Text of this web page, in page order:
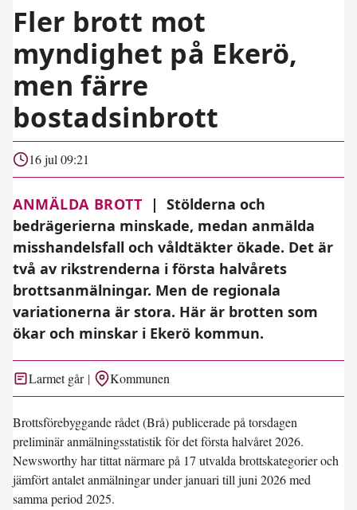
Fler brott mot
myndighet på Ekerö,
men färre
bostadsinbrott
16 jul 09:21
ANMÄLDA BROTT | Stölderna och
bedrägerierna minskade, medan anmälda
misshandelsfall och våldtäkter ökade. Det är
två av rikstrenderna i första halvårets
brottsanmälningar. Men de regionala
variationerna är stora. Här är brotten som
ökar och minskar i Ekerö kommun.
Larmet går Kommunen
Brottsförebyggande rådet (Brå) publicerade på torsdagen
preliminär anmälningsstatistik för det första halvåret 2026.
Newsworthy har tittat närmare på 17 utvalda brottskategorier och
jämfört antalet anmälningar under januari till juni 2026 med
samma period 2025.